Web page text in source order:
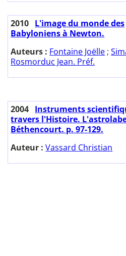
2010 L'image du monde des
Babyloniens à Newton.
Auteurs : Fontaine Joëlle ;
Rosmorduc Jean. Préf.
2004 Instruments
travers l'Histoire.
Béthencourt. p. 97-129.
Auteur :Vassard Christian